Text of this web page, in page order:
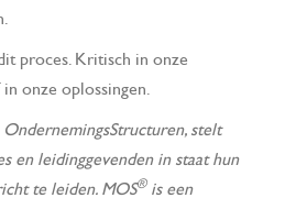
proces. Kritisch in onze
onze oplossingen.
stelt
en leidinggevenden in staat hun
te leiden. MOS®is een